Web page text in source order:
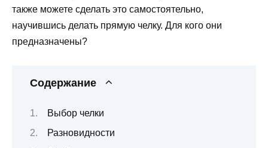
также можете сделать это самостоятельно,
научившись делать прямую челку. Для кого они
предназначены?
Содержание
Выбор челки
Разновидности